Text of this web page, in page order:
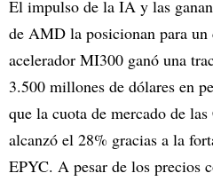
El impulso de la IA y las
de AMD la posicionan para
acelerador MI300 ganó una
3.500 millones de dólares en
que la cuota de mercado de
alcanzó el 28% gracias a la
EPYC. A pesar de los precios